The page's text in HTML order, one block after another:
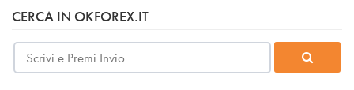
CERCA IN OKFOREX.IT